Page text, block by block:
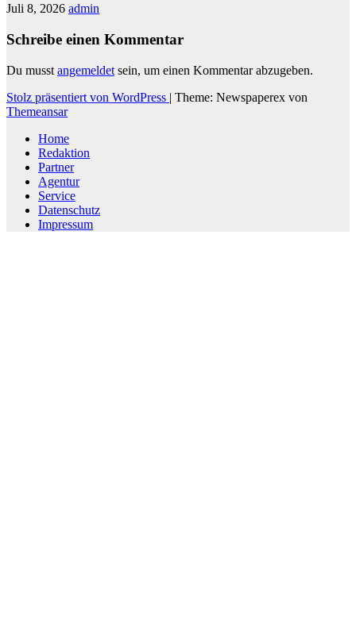
Juli 8, 2026 admin
Schreibe einen Kommentar
Du musst angemeldet sein, um einen Kommentar abzugeben.
Stolz präsentiert von WordPress | Theme: Newspaperex von
Themeansar
Home
Redaktion
Partner
Agentur
Service
Datenschutz
Impressum